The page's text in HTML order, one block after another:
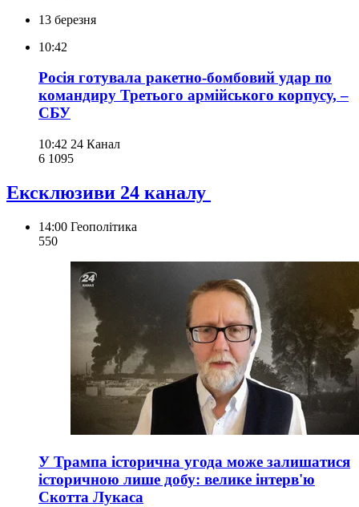
13 березня
10:42
Росія готувала ракетно-бомбовий удар по
командиру Третього армійського корпусу, –
СБУ
10:42 24 Канал
6 1095
Ексклюзиви 24 каналу
14:00 Геополітика
550
У Трампа історична угода може залишатися
історичною лише добу: велике інтерв'ю
Скотта Лукаса